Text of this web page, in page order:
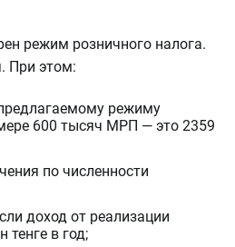
режим розничного налога.
При этом:
режиму
600 тысяч МРП — это 2359
по численности
доход от реализации
в год;